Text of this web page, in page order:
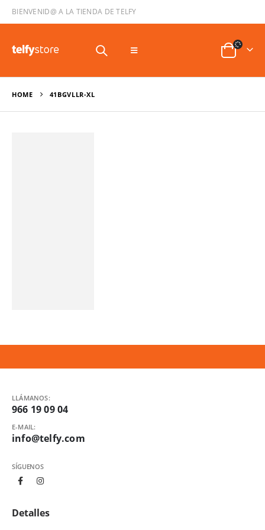
BIENVENID@ A LA TIENDA DE TELFY
HOME 41BGVLLR-XL
LLÁMANOS:
966 19 09 04
E-MAIL:
info@telfy.com
SÍGUENOS
Detalles